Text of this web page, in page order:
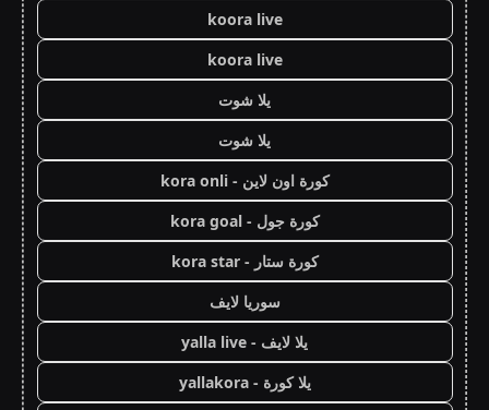
koora live
koora live
يلا شوت
يلا شوت
كورة اون لاين - kora onli
كورة جول - kora goal
كورة ستار - kora star
سوريا لايف
يلا لايف - yalla live
يلا كورة - yallakora